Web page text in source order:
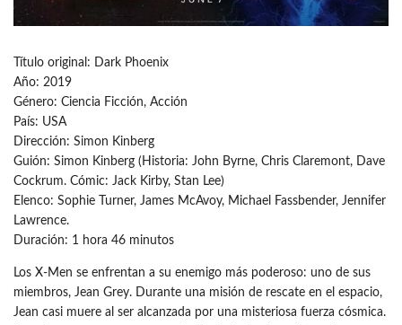
Título original: Dark Phoenix
Año: 2019
Género: Ciencia Ficción, Acción
País: USA
Dirección: Simon Kinberg
Guión: Simon Kinberg (Historia: John Byrne, Chris Claremont, Dave
Cockrum. Cómic: Jack Kirby, Stan Lee)
Elenco: Sophie Turner, James McAvoy, Michael Fassbender, Jennifer
Lawrence.
Duración: 1 hora 46 minutos
Los X-Men se enfrentan a su enemigo más poderoso: uno de sus
miembros, Jean Grey. Durante una misión de rescate en el espacio,
Jean casi muere al ser alcanzada por una misteriosa fuerza cósmica.